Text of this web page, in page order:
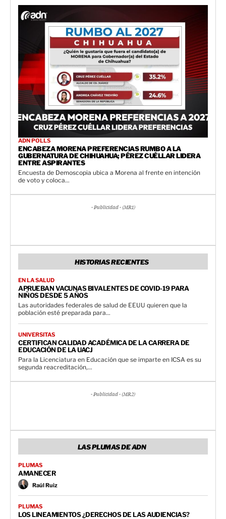
ADN POLLS
ENCABEZA MORENA PREFERENCIAS RUMBO A LA
GUBERNATURA DE CHIHUAHUA; PÉREZ CUÉLLAR LIDERA
ENTRE ASPIRANTES
Encuesta de Demoscopia ubica a Morena al frente en intención
de voto y coloca...
- Publicidad - (MR1)
HISTORIAS RECIENTES
EN LA SALUD
APRUEBAN VACUNAS BIVALENTES DE COVID-19 PARA
NIÑOS DESDE 5 AÑOS
Las autoridades federales de salud de EEUU quieren que la
población esté preparada para...
UNIVERSITAS
CERTIFICAN CALIDAD ACADÉMICA DE LA CARRERA DE
EDUCACIÓN DE LA UACJ
Para la Licenciatura en Educación que se imparte en ICSA es su
segunda reacreditación,...
- Publicidad - (MR2)
LAS PLUMAS DE ADN
PLUMAS
AMANECER
Raúl Ruiz
PLUMAS
LOS LINEAMIENTOS ¿DERECHOS DE LAS AUDIENCIAS?